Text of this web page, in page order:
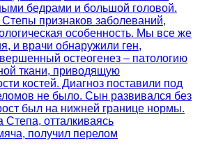
бедрами и большой головой.
признаков заболеваний,
особенность. Мы все же
и врачи обнаружили ген,
остеогенез – патологию
ткани, приводящую
костей. Диагноз поставили под
не было. Сын развивался без
был на нижней границе нормы.
отталкиваясь
получил перелом